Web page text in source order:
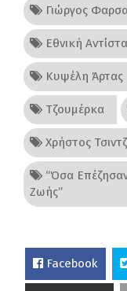
Γιώργος
Εθνική
Κυψέλη Άρτας
Τζουμέρκα
Χρήστος
“Όσα
Ζωής”
Facebook